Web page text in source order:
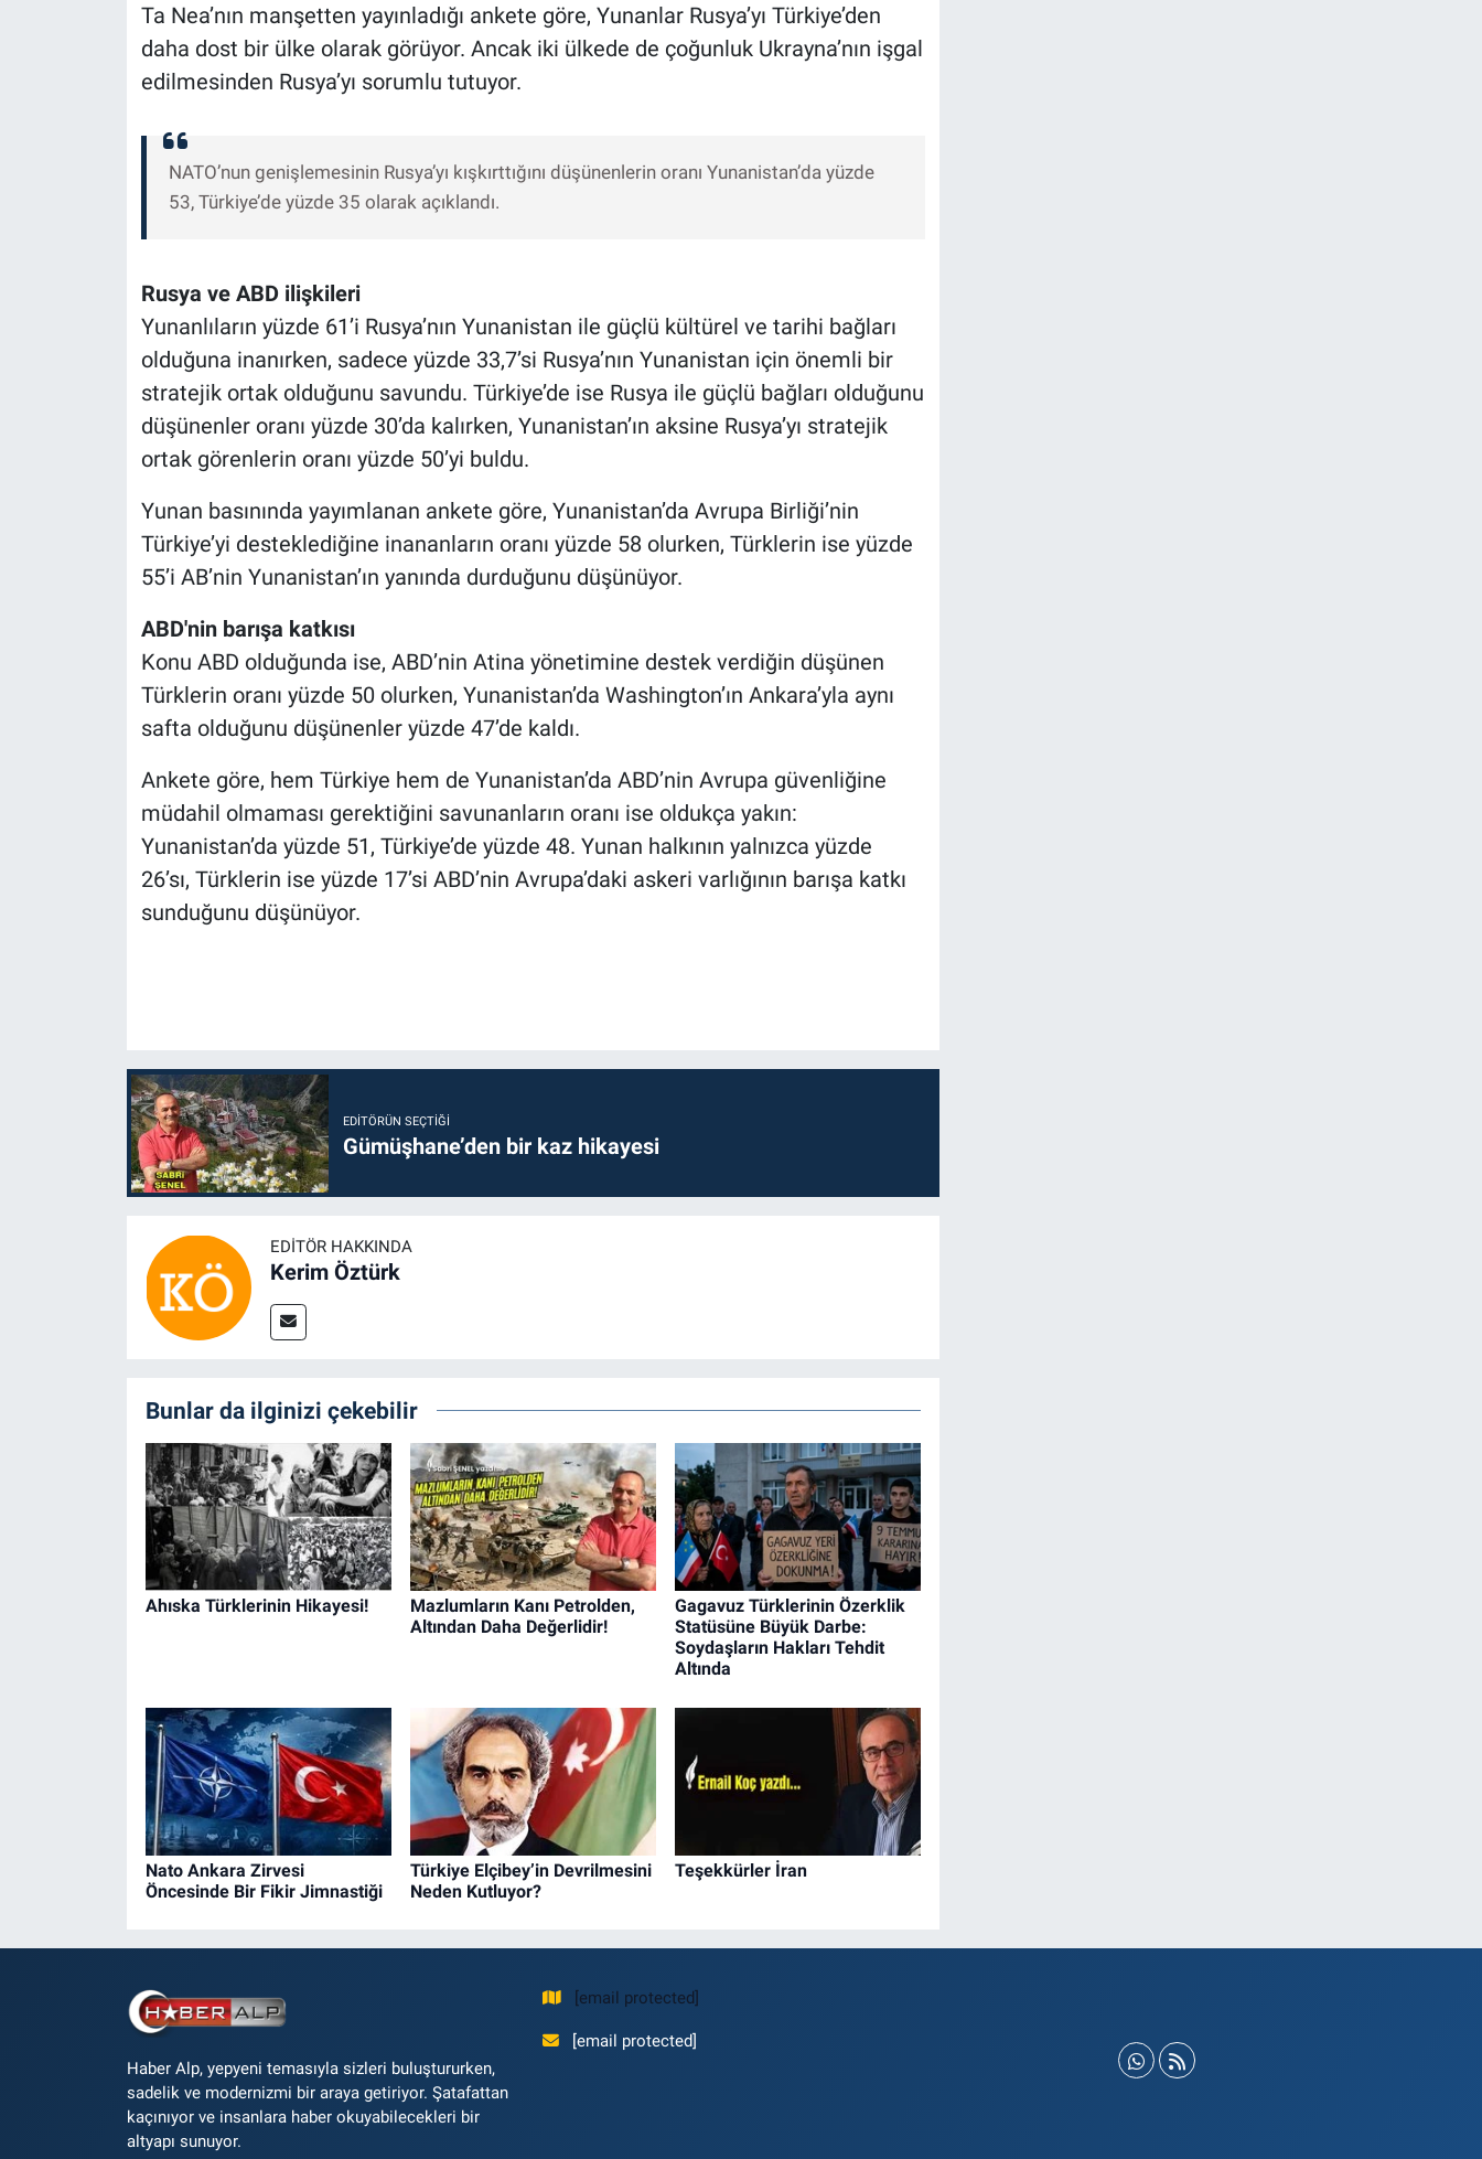
Ta Nea’nın manşetten yayınladığı ankete göre, Yunanlar Rusya’yı Türkiye’den
daha dost bir ülke olarak görüyor. Ancak iki ülkede de çoğunluk Ukrayna’nın işgal
edilmesinden Rusya’yı sorumlu tutuyor.
NATO’nun genişlemesinin Rusya’yı kışkırttığını düşünenlerin oranı Yunanistan’da yüzde
53, Türkiye’de yüzde 35 olarak açıklandı.
Rusya ve ABD ilişkileri
Yunanlıların yüzde 61’i Rusya’nın Yunanistan ile güçlü kültürel ve tarihi bağları
olduğuna inanırken, sadece yüzde 33,7’si Rusya’nın Yunanistan için önemli bir
stratejik ortak olduğunu savundu. Türkiye’de ise Rusya ile güçlü bağları olduğunu
düşünenler oranı yüzde 30’da kalırken, Yunanistan’ın aksine Rusya’yı stratejik
ortak görenlerin oranı yüzde 50’yi buldu.
Yunan basınında yayımlanan ankete göre, Yunanistan’da Avrupa Birliği’nin
Türkiye’yi desteklediğine inananların oranı yüzde 58 olurken, Türklerin ise yüzde
55’i AB’nin Yunanistan’ın yanında durduğunu düşünüyor.
ABD'nin barışa katkısı
Konu ABD olduğunda ise, ABD’nin Atina yönetimine destek verdiğin düşünen
Türklerin oranı yüzde 50 olurken, Yunanistan’da Washington’ın Ankara’yla aynı
safta olduğunu düşünenler yüzde 47’de kaldı.
Ankete göre, hem Türkiye hem de Yunanistan’da ABD’nin Avrupa güvenliğine
müdahil olmaması gerektiğini savunanların oranı ise oldukça yakın:
Yunanistan’da yüzde 51, Türkiye’de yüzde 48. Yunan halkının yalnızca yüzde
26’sı, Türklerin ise yüzde 17’si ABD’nin Avrupa’daki askeri varlığının barışa katkı
sunduğunu düşünüyor.
EDITÖRÜN SEÇTIĞI
Gümüşhane’den bir kaz hikayesi
EDITÖR HAKKINDA
Kerim Öztürk
Bunlar da ilginizi çekebilir
Ahıska Türklerinin Hikayesi!
Mazlumların Kanı Petrolden,
Altından Daha Değerlidir!
Gagavuz Türklerinin Özerklik
Statüsüne Büyük Darbe:
Soydaşların Hakları Tehdit
Altında
Nato Ankara Zirvesi
Öncesinde Bir Fikir Jimnastiği
Türkiye Elçibey’in Devrilmesini
Neden Kutluyor?
Teşekkürler İran
Haber Alp, yepyeni temasıyla sizleri buluştururken,
sadelik ve modernizmi bir araya getiriyor. Şatafattan
kaçınıyor ve insanlara haber okuyabilecekleri bir
altyapı sunuyor.
[email protected]
[email protected]